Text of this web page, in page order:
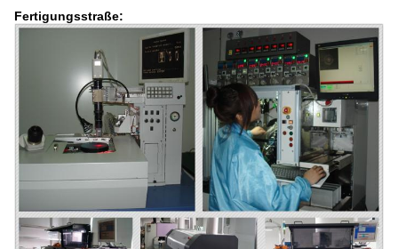
Fertigungsstraße: